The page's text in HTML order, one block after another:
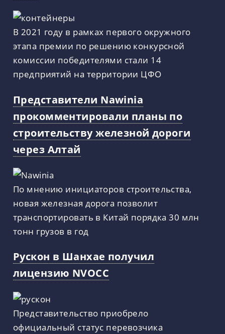
В 2021 году в рамках первого окружного
этапа премии по решению конкурсной
комиссии победителями стали 14
предприятий на территории ЦФО
Представители Nawinia
прокомментировали планы по
строительству железной дороги
через Алтай
По мнению инициаторов строительства,
новая железная дорога позволит
транспортировать в Китай порядка 30 млн
тонн грузов в год
Рускон в Шанхае получил
лицензию NVOCC
Представительство приобрело
официальный статус перевозчика